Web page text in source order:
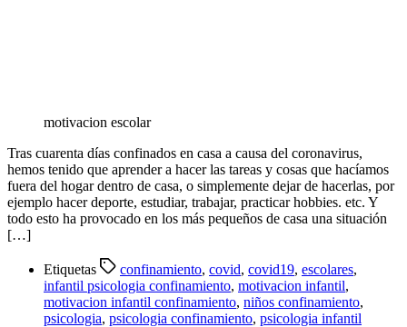
motivacion escolar
Tras cuarenta días confinados en casa a causa del coronavirus,
hemos tenido que aprender a hacer las tareas y cosas que hacíamos
fuera del hogar dentro de casa, o simplemente dejar de hacerlas, por
ejemplo hacer deporte, estudiar, trabajar, practicar hobbies. etc. Y
todo esto ha provocado en los más pequeños de casa una situación
[…]
Etiquetas confinamiento, covid, covid19, escolares,
infantil psicologia confinamiento, motivacion infantil,
motivacion infantil confinamiento, niños confinamiento,
psicologia, psicologia confinamiento, psicologia infantil